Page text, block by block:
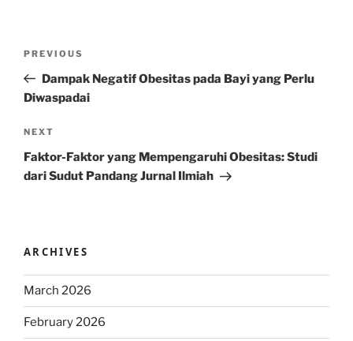
Previous
Post
PREVIOUS
Dampak Negatif Obesitas pada Bayi yang Perlu
Diwaspadai
Next
Post
NEXT
Faktor-Faktor yang Mempengaruhi Obesitas: Studi
dari Sudut Pandang Jurnal Ilmiah
ARCHIVES
March 2026
February 2026